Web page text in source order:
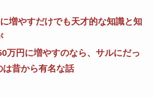
増やすだけでも天才的な知識と知
万円に増やすのなら、サルにだっ
昔から有名な話